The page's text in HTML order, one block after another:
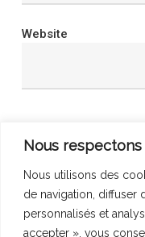
Nous
Nous utilisons des
de navigation, diffuser
personnalisés et
accepter », vous
Website
Save my name,
for the next time I